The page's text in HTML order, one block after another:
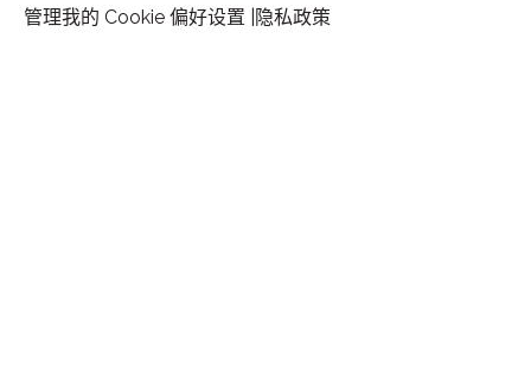
管理我的 Cookie 偏好设置 | 隐私政策